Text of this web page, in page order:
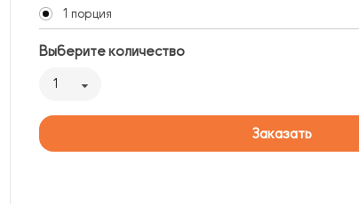
1 порция
Выберите количество
1
Заказать